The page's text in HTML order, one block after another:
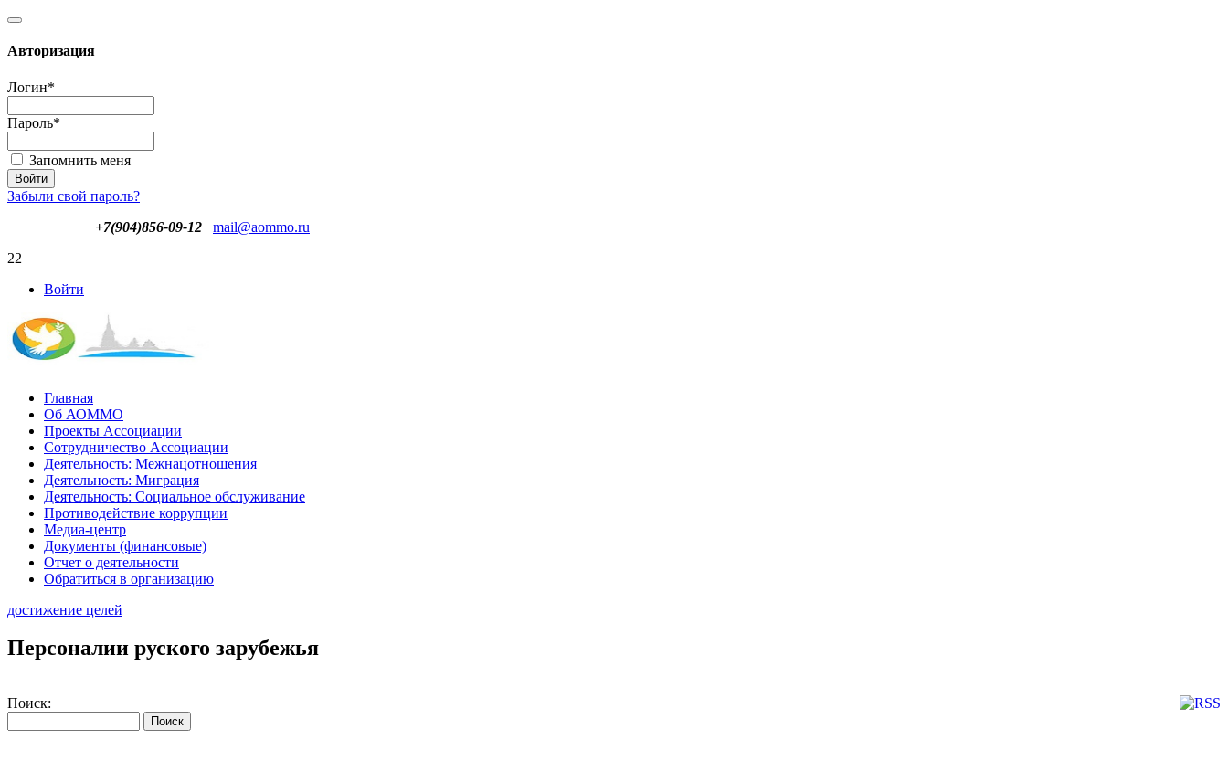
Авторизация
Логин*
Пароль*
Запомнить меня
Забыли свой пароль?
+7(904)856-09-12
mail@aommo.ru
22
Войти
Главная
Об АОММО
Проекты Ассоциации
Сотрудничество Ассоциации
Деятельность: Межнацотношения
Деятельность: Миграция
Деятельность: Социальное обслуживание
Противодействие коррупции
Медиа-центр
Документы (финансовые)
Отчет о деятельности
Обратиться в организацию
достижение целей
Персоналии руского зарубежья
Поиск: